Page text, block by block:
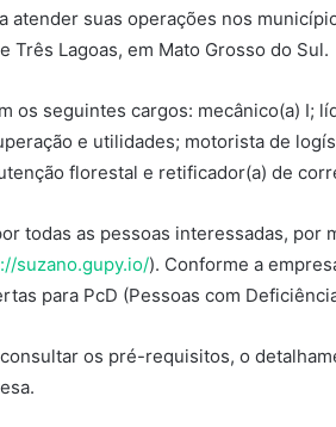
atender suas operações nos
Três Lagoas, em Mato Grosso do Sul.
os seguintes cargos: mecânico(a) I;
e utilidades; motorista de
florestal e retificador(a) de
todas as pessoas interessadas, por
suzano.gupy.io/). Conforme a
para PcD (Pessoas com
os pré-requisitos, o